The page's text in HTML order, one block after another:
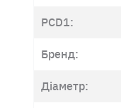
PCD1:
Бренд:
Діаметр: